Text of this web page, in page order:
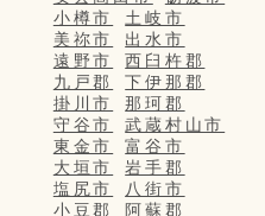
小樽市
土岐市
美祢市
出水市
遠野市
西臼杵郡
九戸郡
下伊那郡
掛川市
那珂郡
守谷市
武蔵村山市
東金市
富谷市
大垣市
岩手郡
塩尻市
八街市
小豆郡
阿蘇郡